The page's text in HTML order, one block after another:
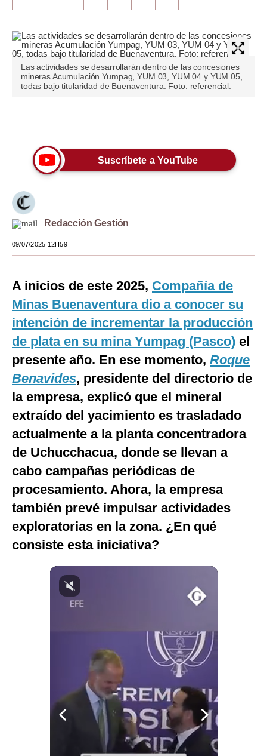
Tendencias
Lujo
Mundo
EEUU
México
Tecnología
Club del Suscriptor
G de Gestión
Notas Contratadas
Gestión TV
Videos
Fotogalerías
gestion.pe
¿quiénes
Condiciones
Las actividades se desarrollarán dentro de las concesiones
mineras Acumulación Yumpag, YUM 03, YUM 04 y YUM 05,
todas bajo titularidad de Buenaventura. Foto: referencial.
Suscríbete a YouTube
Redacción Gestión
09/07/2025 12H59
A inicios de este 2025, Compañía de
Minas Buenaventura dio a conocer su
intención de incrementar la producción
de plata en su mina Yumpag (Pasco) el
presente año. En ese momento, Roque
Benavides, presidente del directorio de
la empresa, explicó que el mineral
extraído del yacimiento es trasladado
actualmente a la planta concentradora
de Uchucchacua, donde se llevan a
cabo campañas periódicas de
procesamiento. Ahora, la empresa
también prevé impulsar actividades
exploratorias en la zona. ¿En qué
consiste esta iniciativa?